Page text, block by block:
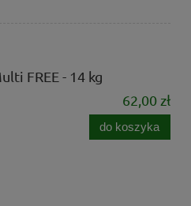
FREE - 14 kg
62,00 zł
do koszyka